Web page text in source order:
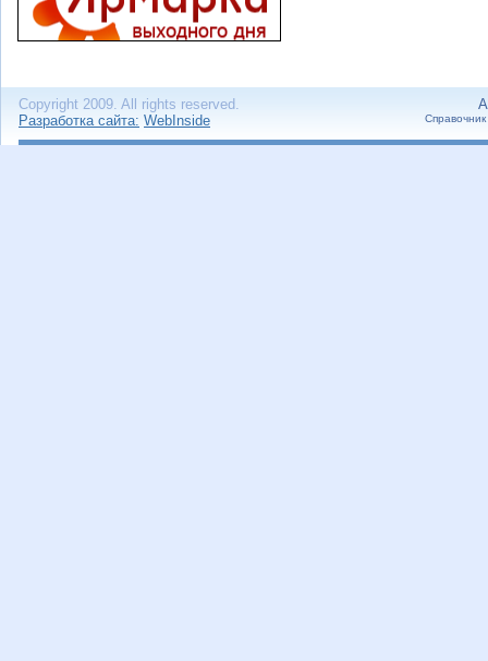
Copyright 2009. All rights reserved.
Разработка сайта: WebInside